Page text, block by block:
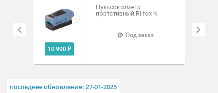
Технические характеристики